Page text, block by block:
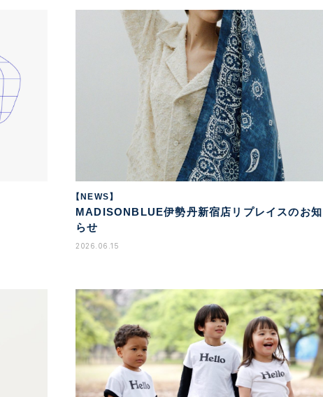
【NEWS】
MADISONBLUE伊勢丹新宿店リプレイスのお知
らせ
2026.06.15